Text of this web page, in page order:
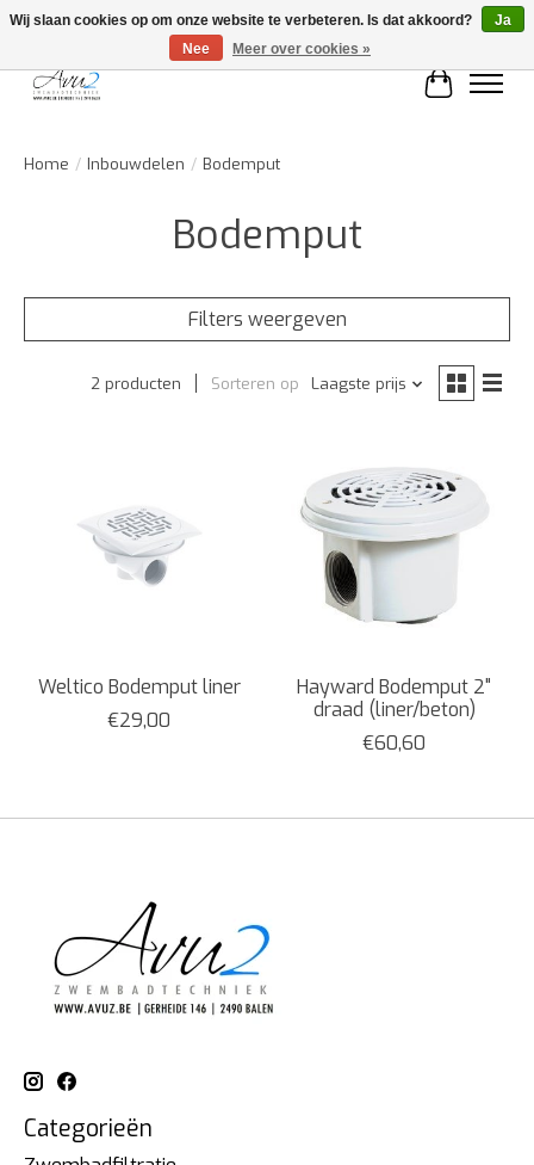
Home / Inbouwdelen / Bodemput
Bodemput
Filters weergeven
2 producten Sorteren op Laagste prijs
Weltico Bodemput liner
€29,00
Hayward Bodemput 2"
draad (liner/beton)
€60,60
Categorieën
Wij slaan cookies op om onze website te verbeteren. Is dat akkoord?
Ja
Nee
Meer over cookies »